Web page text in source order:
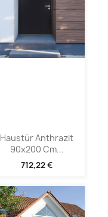
Haustür Anthrazit
90x200 Cm...
712,22 €